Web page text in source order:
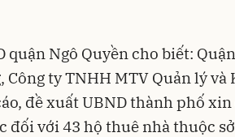
quận Ngô Quyền cho biết:
Công ty TNHH MTV Quản lý
đề xuất UBND thành phố
đối với 43 hộ thuê nhà thuộc